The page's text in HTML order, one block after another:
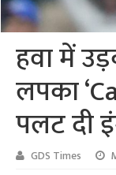
हवा में
लपका
पलट दी
GDS Times